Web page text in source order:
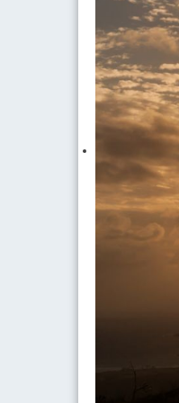
più
Pensiamo
delicate e
contendenti.
Pensiamo a
turbolenti
vivessero in
trovare
Le storie ci
decisioni
Ma come si
Più di 2000
qualsivoglia
Pensaci,
È una
In qualsiasi
pianeta
condivise
Leggi